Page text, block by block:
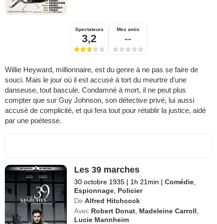
Spectateurs
3,2
Mes amis
--
Willie Heyward, millionnaire, est du genre à ne pas se faire de
souci. Mais le jour où il est accusé à tort du meurtre d'une
danseuse, tout bascule. Condamné à mort, il ne peut plus
compter que sur Guy Johnson, son détective privé, lui aussi
accusé de complicité, et qui fera tout pour rétablir la justice, aidé
par une poétesse.
Les 39 marches
30 octobre 1935 | 1h 21min | Comédie
Espionnage Policier
De Alfred Hitchcock
Avec Robert Donat Madeleine Carroll
Lucie Mannheim